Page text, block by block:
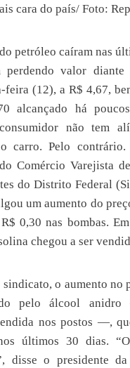
cara do país/ Foto:
petróleo caíram nas
perdendo valor diante
feira (12), a R$ 4,67,
alcançado há
não tem
o carro. Pelo
Comércio Varejista
do Distrito Federal
um aumento do
0,30 nas bombas.
chegou a ser
sindicato, o aumento no
pelo álcool
nos postos —,
últimos 30 dias.
disse o presidente